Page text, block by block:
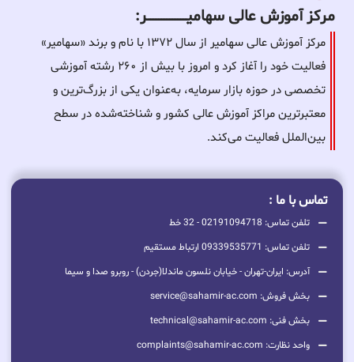
مرکز آموزش عالی سهامیـــــــــــــــــــــــــر:
مرکز آموزش عالی سهامیر از سال ۱۳۷۲ با نام و برند «سهامیر»
فعالیت خود را آغاز کرد و امروز با بیش از ۲۶۰ رشته آموزشی
تخصصی در حوزه بازار سرمایه، به‌عنوان یکی از بزرگ‌ترین و
معتبرترین مراکز آموزش عالی کشور و شناخته‌شده در سطح
بین‌الملل فعالیت می‌کند.
تماس با ما :
تلفن تماس: 02191094718 - 32 خط
تلفن تماس: 09339535771 ارتباط مستقیم
آدرس: ایران-تهران - خیابان نلسون ماندلا(جردن) - روبرو صدا و سیما
بخش فروش: service@sahamir-ac.com
بخش فنی: technical@sahamir-ac.com
واحد نظارت: complaints@sahamir-ac.com